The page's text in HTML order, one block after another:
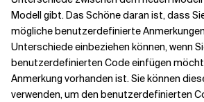
Modell gibt. Das Schöne daran ist, dass
mögliche benutzerdefinierte
Unterschiede einbeziehen können, wenn
benutzerdefinierten Code einfügen
Anmerkung vorhanden ist. Sie können
verwenden, um den benutzerdefinierten